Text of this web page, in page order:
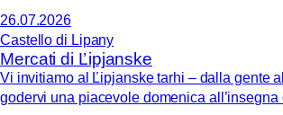
26.07.2026
Castello di Lipany
Mercati di Ľipjanske
Vi invitiamo al Ľipjanske tarhi – dalla gente
godervi una piacevole domenica all’insegna